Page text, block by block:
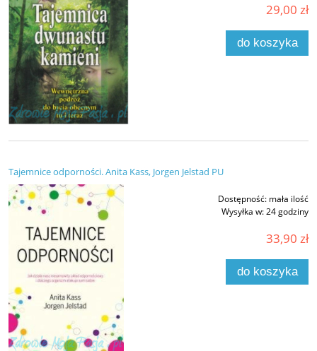
29,00 zł
do koszyka
Tajemnice odporności. Anita Kass, Jorgen Jelstad PU
Dostępność: mała ilość
Wysyłka w:24 godziny
33,90 zł
do koszyka